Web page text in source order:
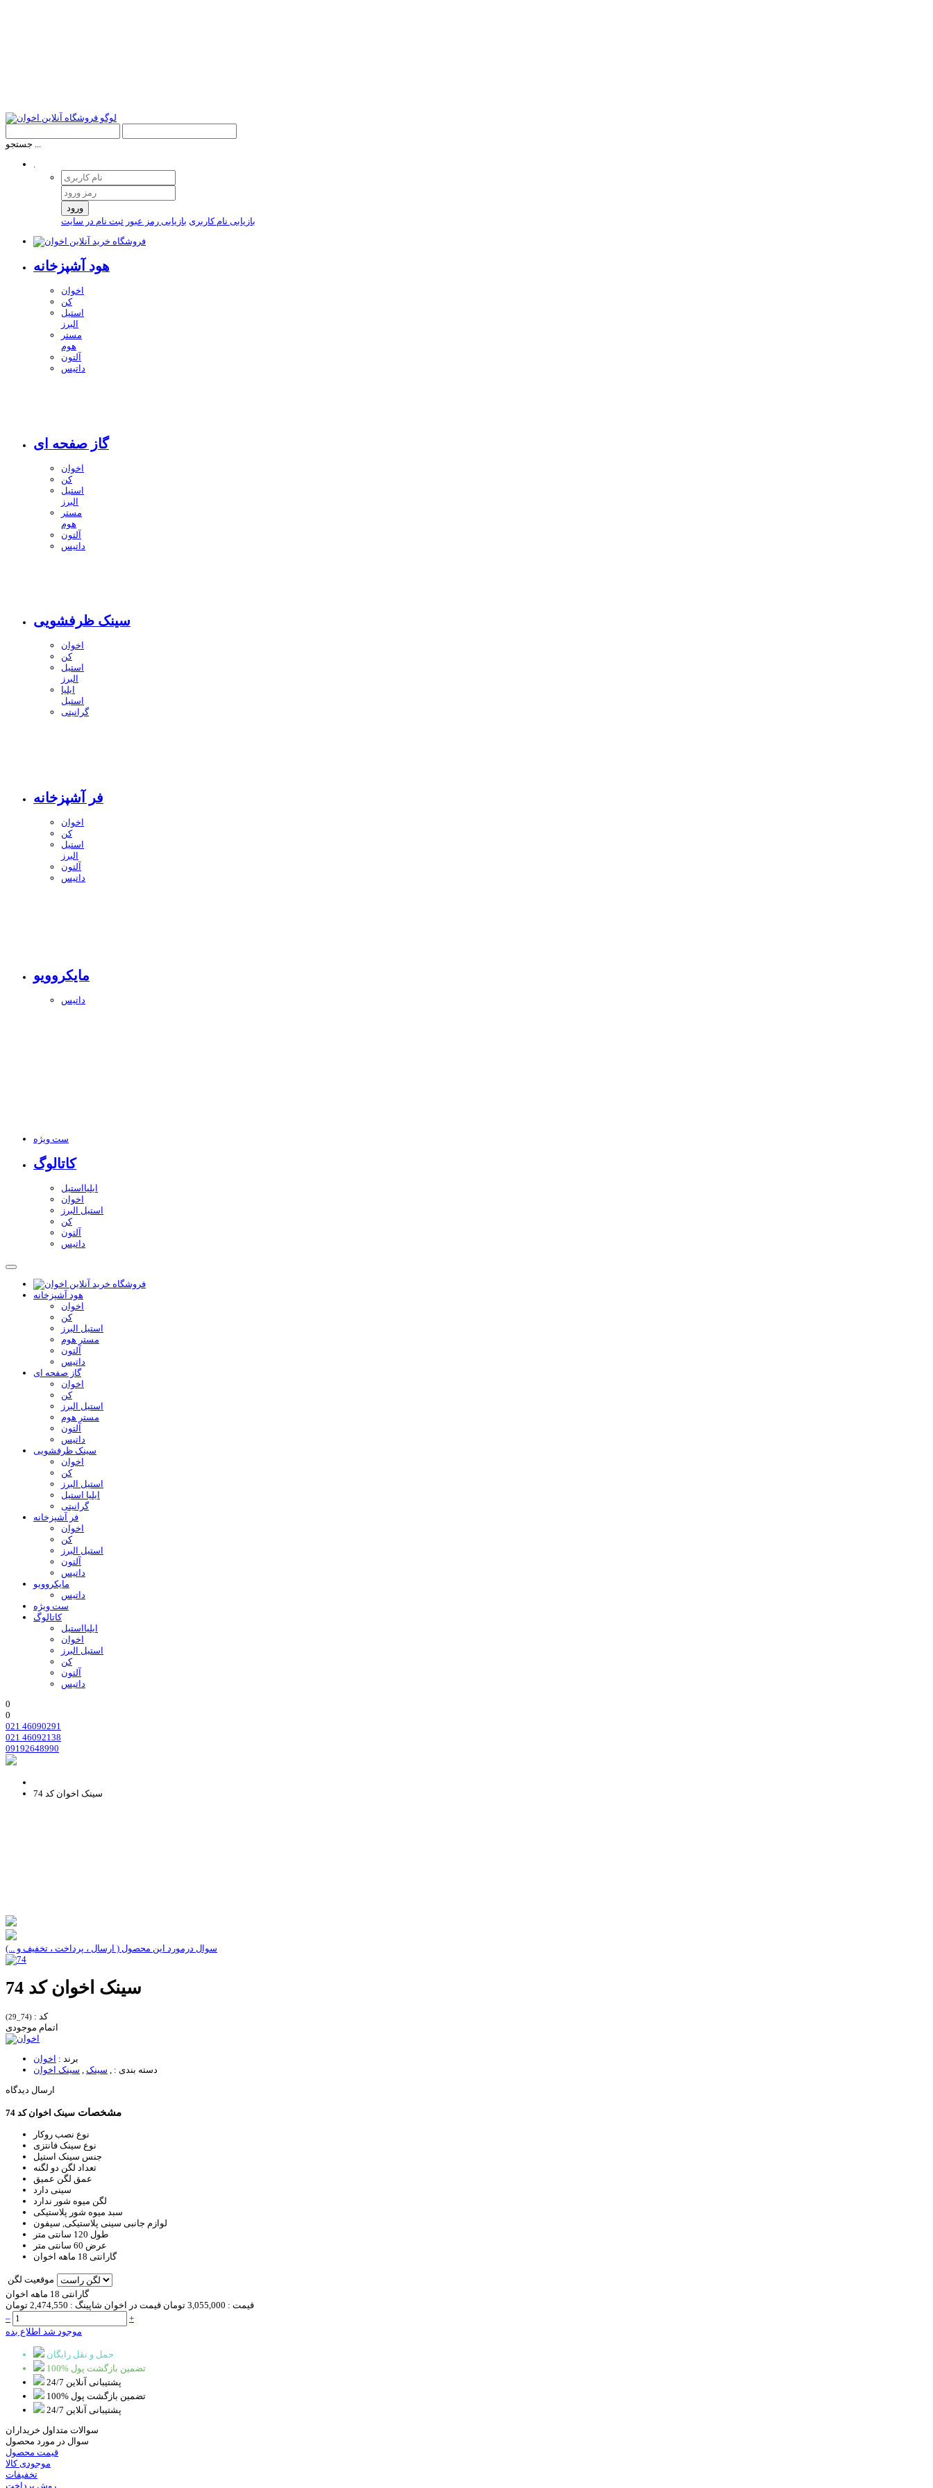
جستجو ...
.
ورود
بازیابی نام کاربری بازیابی رمز عبور ثبت نام در سایت
هود آشپزخانه
اخوان
کن
استیل
البرز
مستر
هوم
آلتون
داتیس
گاز صفحه ای
اخوان
کن
استیل
البرز
مستر
هوم
آلتون
داتیس
سینک ظرفشویی
اخوان
کن
استیل
البرز
ایلیا
استیل
گرانیتی
فر آشپزخانه
اخوان
کن
استیل
البرز
آلتون
داتیس
مایکروویو
داتیس
ست ویژه
کاتالوگ
ایلیااستیل
اخوان
استیل البرز
کن
آلتون
داتیس
هود آشپزخانه
اخوان
کن
استیل البرز
مستر هوم
آلتون
داتیس
گاز صفحه ای
اخوان
کن
استیل البرز
مستر هوم
آلتون
داتیس
سینک ظرفشویی
اخوان
کن
استیل البرز
ایلیا استیل
گرانیتی
فر آشپزخانه
اخوان
کن
استیل البرز
آلتون
داتیس
مایکروویو
داتیس
ست ویژه
کاتالوگ
ایلیااستیل
اخوان
استیل البرز
کن
آلتون
داتیس
0
0
021 46090291
021 46092138
09192648990
سینک اخوان کد 74
سوال درمورد این محصول ( ارسال ، پرداخت ، تخفیف و ...)
سینک اخوان کد 74
کد : (74_29)
اتمام موجودی
برند : اخوان
دسته بندی :
سینک
سینک اخوان
ارسال دیدگاه
مشخصات سینک اخوان کد 74
نوع نصب روکار
نوع سینک فانتزی
جنس سینک استیل
تعداد لگن دو لگنه
عمق لگن عمیق
سینی دارد
لگن میوه شور ندارد
سبد میوه شور پلاستیکی
لوازم جانبی سینی پلاستیکی, سیفون
طول 120 سانتی متر
عرض 60 سانتی متر
گارانتی 18 ماهه اخوان
موقعیت لگن
گارانتی 18 ماهه اخوان
قیمت : 3,055,000 تومان قیمت در اخوان شاپینگ : 2,474,550 تومان
–
+
موجود شد اطلاع بده
حمل و نقل رایگان
100% تضمین بازگشت پول
پشتیبانی آنلاین 24/7
100% تضمین بازگشت پول
پشتیبانی آنلاین 24/7
سوالات متداول خریداران
سوال در مورد محصول
قیمت محصول
موجودی کالا
تخفیفات
روش پرداخت